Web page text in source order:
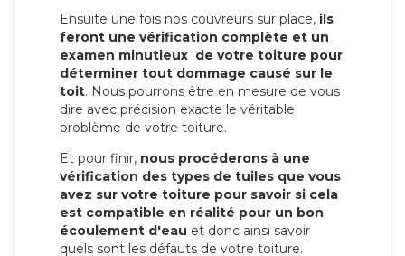
Ensuite une fois nos couvreurs sur place, ils
feront une vérification complète et un
examen minutieux de votre toiture pour
déterminer tout dommage causé sur le
toit. Nous pourrons être en mesure de vous
dire avec précision exacte le véritable
problème de votre toiture.
Et pour finir, nous procéderons à une
vérification des types de tuiles que vous
avez sur votre toiture pour savoir si cela
est compatible en réalité pour un bon
écoulement d'eau et donc ainsi savoir
quels sont les défauts de votre toiture.